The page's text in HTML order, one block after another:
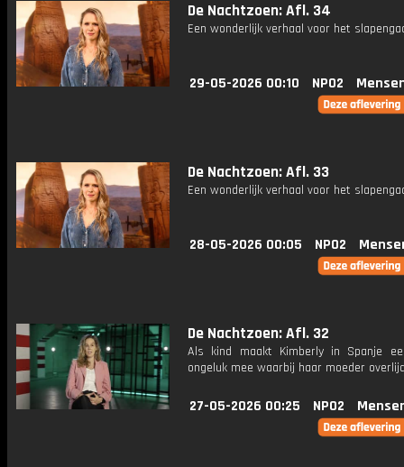
De Nachtzoen: Afl. 34
Een wonderlijk verhaal voor het
29-05-2026 00:10 NPO2
De Nachtzoen: Afl. 33
Een wonderlijk verhaal voor het
28-05-2026 00:05 NPO2
De Nachtzoen: Afl. 32
Als kind maakt Kimberly in Spanje
ongeluk mee waarbij haar moeder
27-05-2026 00:25 NPO2